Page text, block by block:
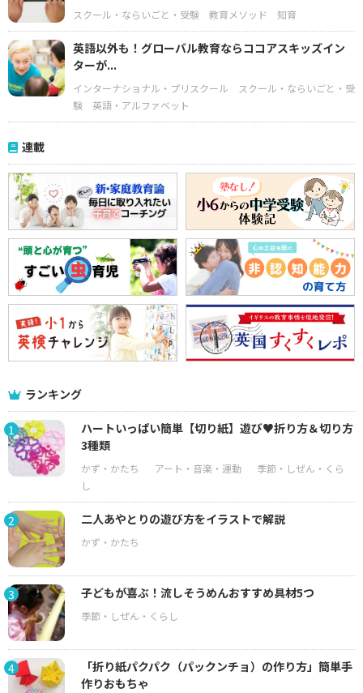
スクール・ならいごと・受験 教育メソッド 知育
英語以外も！グローバル教育ならココアスキッズイン
ターが...
インターナショナル・プリスクール
スクール・ならいごと・受
験
英語・アルファベット
連載
ランキング
1
ハートいっぱい簡単【切り紙】遊び♥折り方＆切り方
3種類
2 二人あやとりの遊び方をイラストで解説
3 子どもが喜ぶ！流しそうめんおすすめ具材5つ
4
「折り紙パクパク（パックンチョ）の作り方」簡単手
作りおもちゃ